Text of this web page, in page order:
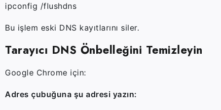
ipconfig /flushdns
Bu işlem eski DNS kayıtlarını siler.
Tarayıcı DNS Önbelleğini Temizleyin
Google Chrome için:
Adres çubuğuna şu adresi yazın: